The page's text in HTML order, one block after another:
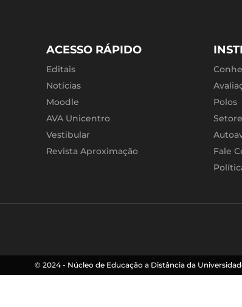
ACESSO RÁPIDO
Editais
Notícias
Moodle
AVA Unicentro
Vestibular
Revista Aproximação
Polos
Fale
© 2024 - Núcleo de Educação a Distância da